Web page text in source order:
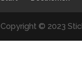
Copyright © 2023